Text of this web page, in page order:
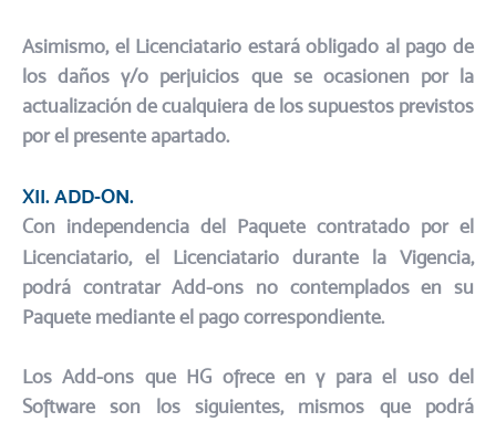
Asimismo, el Licenciatario estará obligado al pago de
los daños y/o perjuicios que se ocasionen por la
actualización de cualquiera de los supuestos previstos
por el presente apartado.
XII. ADD-ON.​
Con independencia del Paquete contratado por el
Licenciatario, el Licenciatario durante la Vigencia,
podrá contratar Add-ons no contemplados en su
Paquete mediante el pago correspondiente.​
Los Add-ons que HG ofrece en y para el uso del
Software son los siguientes, mismos que podrá